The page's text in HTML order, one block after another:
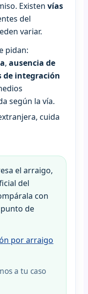
Existenvías
del
variar.
pidan:
,ausencia de
de integración
según la vía.
cuida
el arraigo,
del
con
de
por arraigo
a tu caso